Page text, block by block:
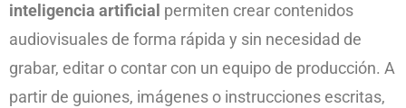
inteligencia artificial permiten crear contenidos
audiovisuales de forma rápida y sin necesidad de
grabar, editar o contar con un equipo de producción. A
partir de guiones, imágenes o instrucciones escritas,